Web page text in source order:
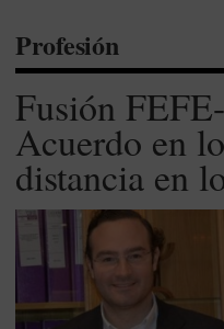
Profesión
Fusión
Acuerdo en
distancia en